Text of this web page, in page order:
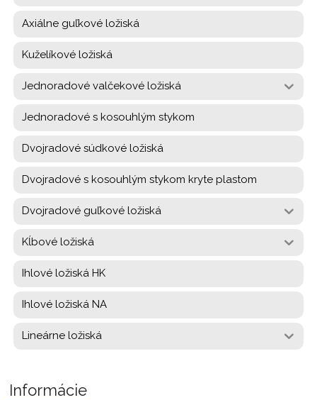
Axiálne guľkové ložiská
Kuželíkové ložiská
Jednoradové valčekové ložiská
Jednoradové s kosouhlým stykom
Dvojradové súdkové ložiská
Dvojradové s kosouhlým stykom kryte plastom
Dvojradové guľkové ložiská
Kĺbové ložiská
Ihlové ložiská HK
Ihlové ložiská NA
Lineárne ložiská
Informácie